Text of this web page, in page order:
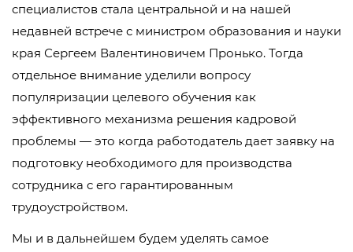
специалистов стала центральной и на нашей
недавней встрече с министром образования и науки
края Сергеем Валентиновичем Пронько. Тогда
отдельное внимание уделили вопросу
популяризации целевого обучения как
эффективного механизма решения кадровой
проблемы — это когда работодатель дает заявку на
подготовку необходимого для производства
сотрудника с его гарантированным
трудоустройством.
Мы и в дальнейшем будем уделять самое